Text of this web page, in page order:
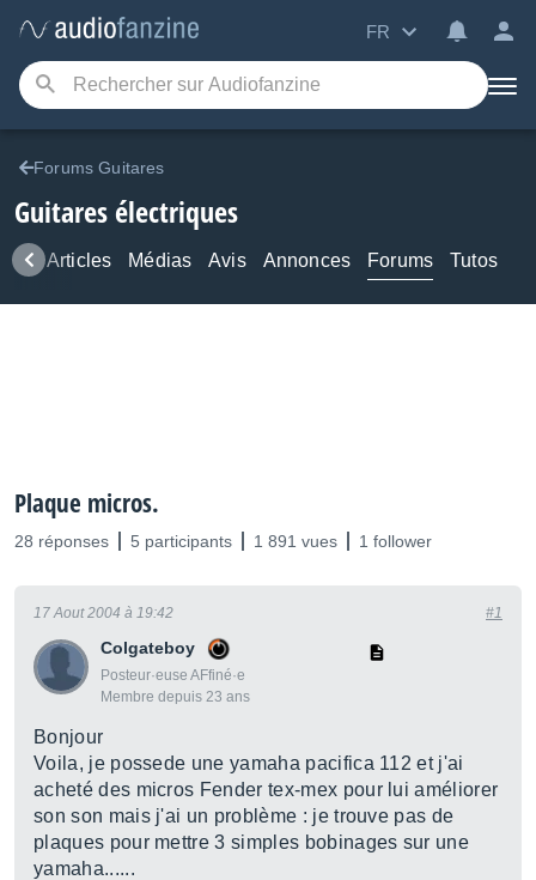
FR
Forums Guitares
Guitares électriques
Articles Médias Avis Annonces Forums Tutos
Plaque micros.
28 réponses 5 participants 1 891 vues 1 follower
Colgateboy
Posteur·euse AFfiné·e
Membre depuis 23 ans
17 Aout 2004 à 19:42 #1
Bonjour
Voila, je possede une yamaha pacifica 112 et j'ai
acheté des micros Fender tex-mex pour lui améliorer
son son mais j'ai un problème : je trouve pas de
plaques pour mettre 3 simples bobinages sur une
yamaha......